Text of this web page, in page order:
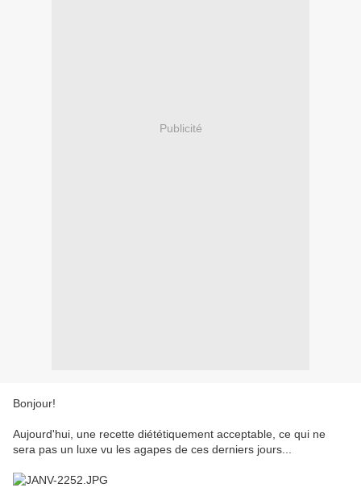
Publicité
Bonjour!
Aujourd'hui, une recette diététiquement acceptable, ce qui ne
sera pas un luxe vu les agapes de ces derniers jours...